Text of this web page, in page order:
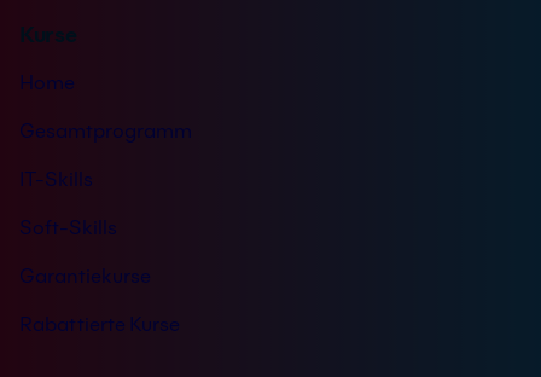
i
*
Kurse
Home
Gesamtprogramm
IT-Skills
Soft-Skills
Garantiekurse
Rabattierte Kurse